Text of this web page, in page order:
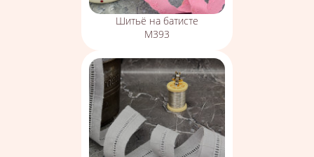
Шитьё на батисте
М393